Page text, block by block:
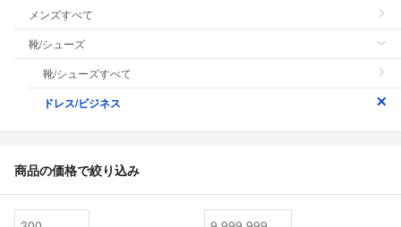
メンズすべて
靴/シューズ
靴/シューズすべて
ドレス/ビジネス
商品の価格で絞り込み